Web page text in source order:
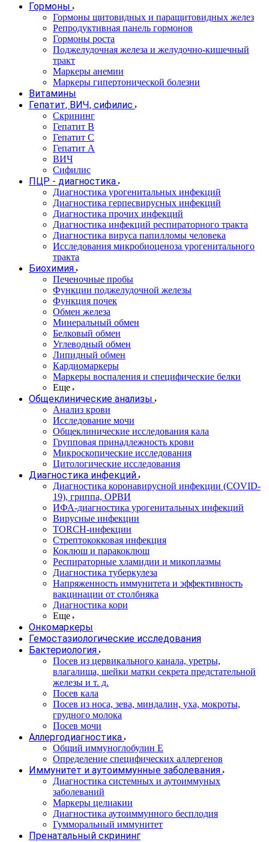
Гормоны
Гормоны щитовидных и паращитовидных желез
Репродуктивная панель гормонов
Гормоны роста
Поджелудочная железа и желудочно-кишечный
тракт
Маркеры анемии
Маркеры гипертонической болезни
Витамины
Гепатит, ВИЧ, сифилис
Скрининг
Гепатит В
Гепатит С
Гепатит А
ВИЧ
Сифилис
ПЦР - диагностика
Диагностика урогенитальных инфекций
Диагностика герпесвирусных инфекций
Диагностика прочих инфекций
Диагностика инфекций респираторного тракта
Диагностика вируса папилломы человека
Исследования микробиоценоза урогенитального
тракта
Биохимия
Печеночные пробы
Функции поджелудочной железы
Функция почек
Обмен железа
Минеральный обмен
Белковый обмен
Углеводный обмен
Липидный обмен
Кардиомаркеры
Маркеры воспаления и специфические белки
Еще
Общеклинические анализы
Анализ крови
Исследование мочи
Общеклинические исследования кала
Групповая принадлежность крови
Микроскопические исследования
Цитологические исследования
Диагностика инфекций
Диагностика коронавирусной инфекции (COVID-
19), гриппа, ОРВИ
ИФА-диагностика урогенитальных инфекций
Вирусные инфекции
TORCH-инфекции
Стрептококковая инфекция
Коклюш и паракоклюш
Респираторные хламидии и микоплазмы
Диагностика туберкулеза
Напряженность иммунитета и эффективность
вакцинации от столбняка
Диагностика кори
Еще
Онкомаркеры
Гемостазиологические исследования
Бактериология
Посев из цервикального канала, уретры,
влагалища, шейки матки секрета предстательной
железы и т. д.
Посев кала
Посев из носа, зева, миндалин, уха, мокроты,
грудного молока
Посев мочи
Аллергодиагностика
Общий иммуноглобулин Е
Определение специфических аллергенов
Иммунитет и аутоиммунные заболевания
Диагностика системных и аутоиммуных
заболеваний
Маркеры целиакии
Диагностика аутоиммунного бесплодия
Гумморальный иммунитет
Пренатальный скрининг